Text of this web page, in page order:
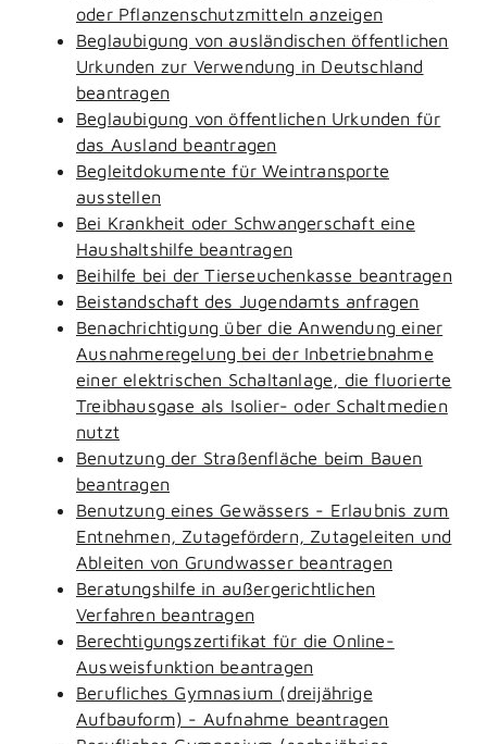
oder Pflanzenschutzmitteln anzeigen
Beglaubigung von ausländischen öffentlichen
Urkunden zur Verwendung in Deutschland
beantragen
Beglaubigung von öffentlichen Urkunden für
das Ausland beantragen
Begleitdokumente für Weintransporte
ausstellen
Bei Krankheit oder Schwangerschaft eine
Haushaltshilfe beantragen
Beihilfe bei der Tierseuchenkasse beantragen
Beistandschaft des Jugendamts anfragen
Benachrichtigung über die Anwendung einer
Ausnahmeregelung bei der Inbetriebnahme
einer elektrischen Schaltanlage, die fluorierte
Treibhausgase als Isolier- oder Schaltmedien
nutzt
Benutzung der Straßenfläche beim Bauen
beantragen
Benutzung eines Gewässers - Erlaubnis zum
Entnehmen, Zutagefördern, Zutageleiten und
Ableiten von Grundwasser beantragen
Beratungshilfe in außergerichtlichen
Verfahren beantragen
Berechtigungszertifikat für die Online-
Ausweisfunktion beantragen
Berufliches Gymnasium (dreijährige
Aufbauform) - Aufnahme beantragen